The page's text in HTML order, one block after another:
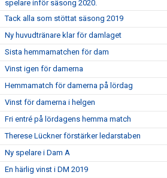
spelare inför säsong 2020.
Tack alla som stöttat säsong 2019
Ny huvudtränare klar för damlaget
Sista hemmamatchen för dam
Vinst igen för damerna
Hemmamatch för damerna på lördag
Vinst för damerna i helgen
Fri entré på lördagens hemma match
Therese Lückner förstärker ledarstaben
Ny spelare i Dam A
En härlig vinst i DM 2019